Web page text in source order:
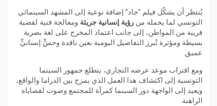
يُنتظر أن يشكّل فيلم “جاد” إضافة نوعية إلى المشهد السينمائي
التونسي لما يحمله من رؤية إنسانية جريئة ومعالجة فنية لقضية
قريبة من المواطن، إلى جانب اعتماد المخرج على لغة بصرية
بسيطة ومؤثرة تُبرز التفاصيل اليومية بعين ناقدة وحسٍّ إنسانيٍّ
عميق.
ومع اقتراب موعد عرضه التجاري، يتطلع جمهور السينما
التونسية إلى اكتشاف هذا العمل الذي يمزج بين الدراما والواقع،
ويعيد إلى الواجهة دور السينما كمرآة للمجتمع وصوت لقضاياه
الراهنة.